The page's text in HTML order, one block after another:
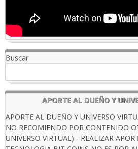
Buscar
APORTE AL DUEÑO Y
APORTE AL DUEÑO Y UNIVERSO
NO RECOMIENDO POR CONTENIDO
UNIVERSO VIRTUAL) - REALIZAR